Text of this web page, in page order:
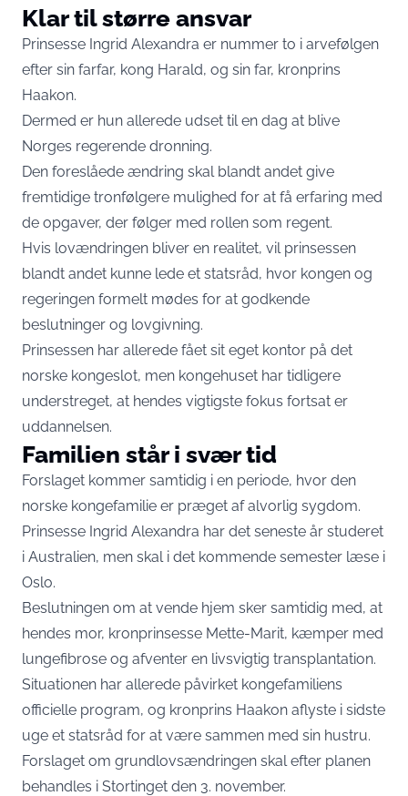
Klar til større ansvar
Prinsesse Ingrid Alexandra er nummer to i arvefølgen
efter sin farfar, kong Harald, og sin far, kronprins
Haakon.
Dermed er hun allerede udset til en dag at blive
Norges regerende dronning.
Den foreslåede ændring skal blandt andet give
fremtidige tronfølgere mulighed for at få erfaring med
de opgaver, der følger med rollen som regent.
Hvis lovændringen bliver en realitet, vil prinsessen
blandt andet kunne lede et statsråd, hvor kongen og
regeringen formelt mødes for at godkende
beslutninger og lovgivning.
Prinsessen har allerede fået sit eget kontor på det
norske kongeslot, men kongehuset har tidligere
understreget, at hendes vigtigste fokus fortsat er
uddannelsen.
Familien står i svær tid
Forslaget kommer samtidig i en periode, hvor den
norske kongefamilie er præget af alvorlig sygdom.
Prinsesse Ingrid Alexandra har det seneste år studeret
i Australien, men skal i det kommende semester læse i
Oslo.
Beslutningen om at vende hjem sker samtidig med, at
hendes mor, kronprinsesse Mette-Marit, kæmper med
lungefibrose og afventer en livsvigtig transplantation.
Situationen har allerede påvirket kongefamiliens
officielle program, og kronprins Haakon aflyste i sidste
uge et statsråd for at være sammen med sin hustru.
Forslaget om grundlovsændringen skal efter planen
behandles i Stortinget den 3. november.